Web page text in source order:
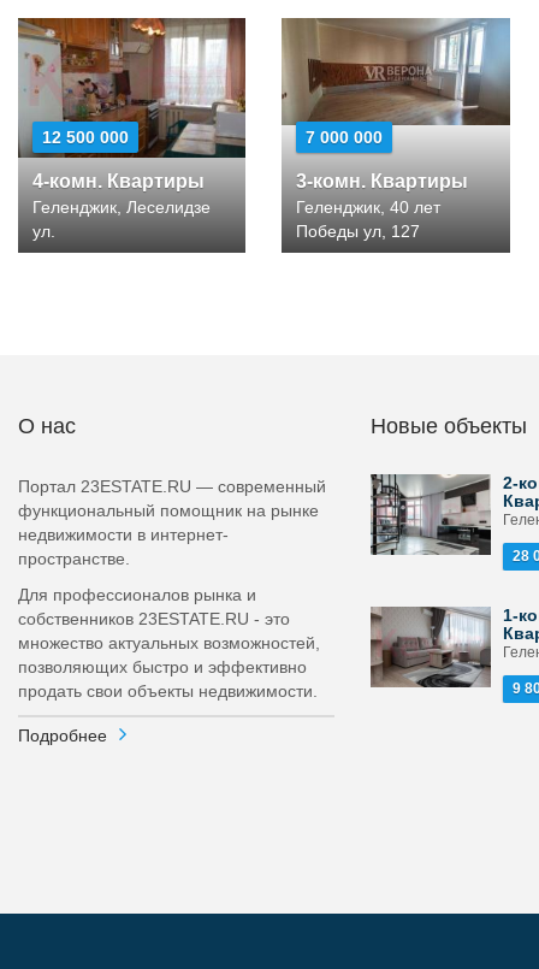
12 500 000
4-комн. Квартиры
Геленджик, Леселидзе
ул.
7 000 000
3-комн. Квартиры
Геленджик, 40 лет
Победы ул, 127
О нас
Портал 23ESTATE.RU — современный
функциональный помощник на рынке
недвижимости в интернет-
пространстве.
Для профессионалов рынка и
собственников 23ESTATE.RU - это
множество актуальных возможностей,
позволяющих быстро и эффективно
продать свои объекты недвижимости.
Подробнее
Новые объекты
2-
28
1-
9